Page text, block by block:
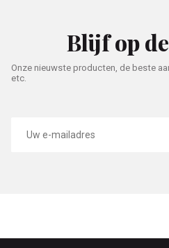
Blijf op
Onze nieuwste producten, de beste
etc.
mailadres